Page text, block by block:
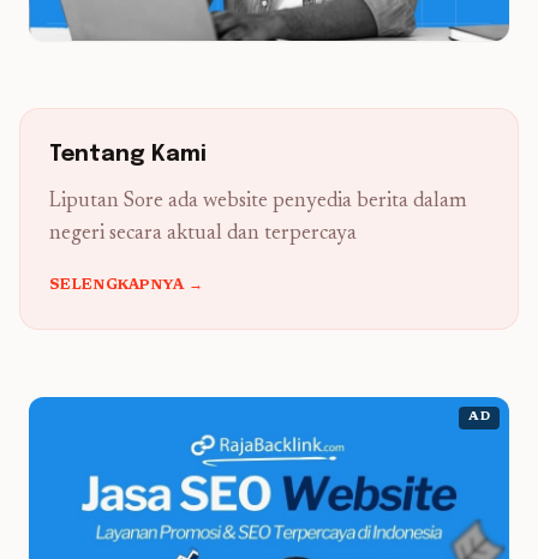
Tentang Kami
Liputan Sore ada website penyedia berita dalam
negeri secara aktual dan terpercaya
SELENGKAPNYA →
AD